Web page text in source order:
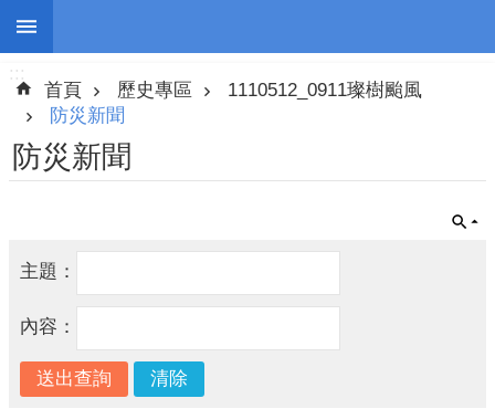
跳到主要內容區塊
進
階
搜
尋
班
課
災
:::
首頁 歷史專區
1110512_0911璨樹颱風
防災新聞
防災新聞
主題：
內容：